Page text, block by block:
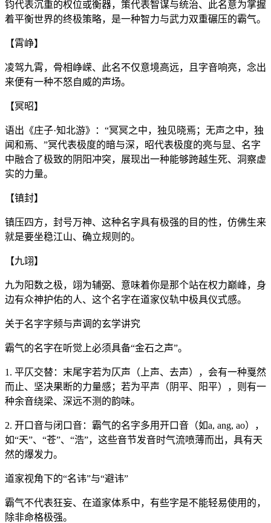
钧代表沉重的权位或衡器，策代表智谋与统治、此名意为掌握
着平衡世界的终极策略，是一种智力与武力双重碾压的霸气。
【霄峥】
凌驾九霄，骨相峥嵘、此名不仅意境高远，且字音响亮，念出
来便有一种不怒自威的声场。
【冥昭】
语出《庄子·知北游》：“冥冥之中，独见晓焉；无声之中，独
闻和焉、”冥代表极度的暗与深，昭代表极度的亮与显、名字
中融合了极致的阴阳冲突，展现出一种能够跨越生死、洞察虚
实的力量。
【镇封】
镇压四方，封号万神、这种名字具有极强的目的性，仿佛生来
就是要坐稳江山、确立规则的。
【九翊】
九为阳数之极，翊为辅弼、意味着你是那个站在权力巅峰，身
边有众神护佑的人、这个名字在道家仪轨中极具仪式感。
关于名字字频与声调的玄学讲究
霸气的名字在听觉上必须具备“金石之声”。
1. 平仄交替：末尾字若为仄声（上声、去声），会有一种戛然
而止、坚决果断的力量感；若为平声（阴平、阳平），则有一
种余音绕梁、深远不测的韵味。
2. 开口音与闭口音：霸气的名字多用开口音（如a, ang, ao），
如“天”、“苍”、“浩”，这些音节发音时气流喷薄而出，具有天
然的爆发力。
道家视角下的“名讳”与“避讳”
霸气不代表狂妄、在道家体系中，有些字是不能轻易使用的，
除非命格极强。